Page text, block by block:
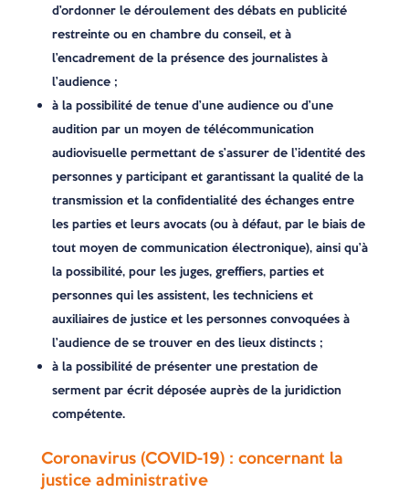
d’ordonner le déroulement des débats en publicité
restreinte ou en chambre du conseil, et à
l’encadrement de la présence des journalistes à
l’audience ;
à la possibilité de tenue d’une audience ou d’une
audition par un moyen de télécommunication
audiovisuelle permettant de s’assurer de l’identité des
personnes y participant et garantissant la qualité de la
transmission et la confidentialité des échanges entre
les parties et leurs avocats (ou à défaut, par le biais de
tout moyen de communication électronique), ainsi qu’à
la possibilité, pour les juges, greffiers, parties et
personnes qui les assistent, les techniciens et
auxiliaires de justice et les personnes convoquées à
l’audience de se trouver en des lieux distincts ;
à la possibilité de présenter une prestation de
serment par écrit déposée auprès de la juridiction
compétente.
Coronavirus (COVID-19) : concernant la
justice administrative